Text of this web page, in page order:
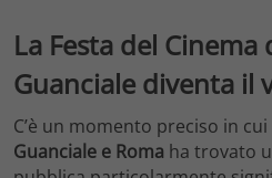
La Festa del
Guanciale diventa il
C’è un momento preciso in
Guanciale e Roma ha trovato